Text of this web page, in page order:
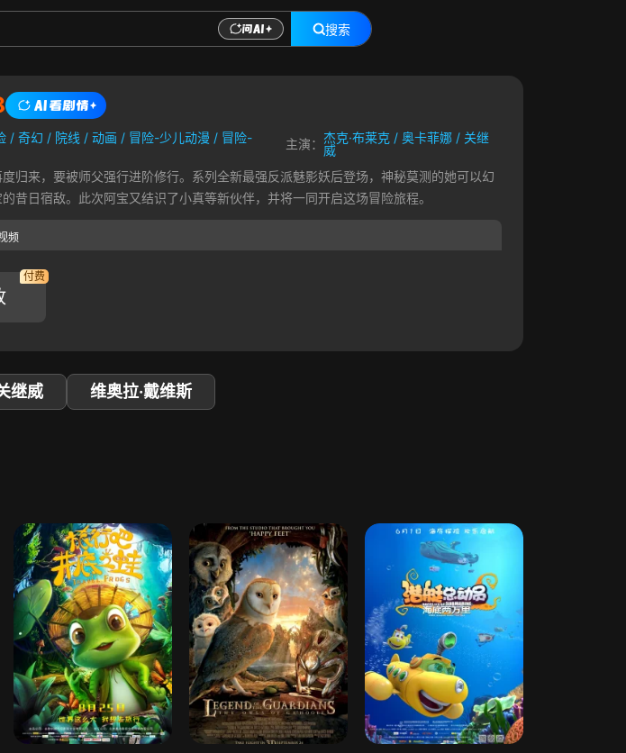
搜索
/ 奇幻 / 院线 / 动画 / 冒险-少儿动漫 / 冒险-
主演： 杰克·布莱克 / 奥卡菲娜 / 关继
威
归来，要被师父强行进阶修行。系列全新最强反派魅影妖后登场，神秘莫测的她可以幻
昔日宿敌。此次阿宝又结识了小真等新伙伴，并将一同开启这场冒险旅程。
频
付费
继威 维奥拉·戴维斯